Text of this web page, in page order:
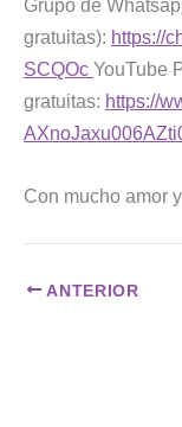
gratuitas): https://
SCQOc YouTube
gratuitas: https://
Con mucho amor
ANTERIOR